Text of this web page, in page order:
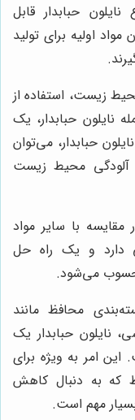
نایلون حبابدار قابل
اولیه برای تولید
زیست، استفاده از
نایلون حبابدار، یک
حبابدار، می‌توان
محیط زیست
مقایسه با سایر مواد
دارد و یک راه حل
می‌شود.
محافظ مانند
نایلون حبابدار یک
امر به ویژه برای
به دنبال کاهش
مهم است.